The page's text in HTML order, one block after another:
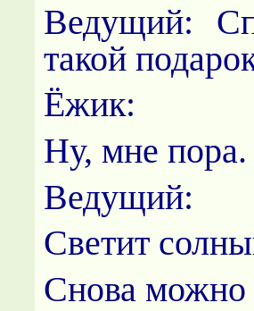
Ведущий:
такой
Ёжик:
Ну, мне
Ведущий:
Светит
Снова можно